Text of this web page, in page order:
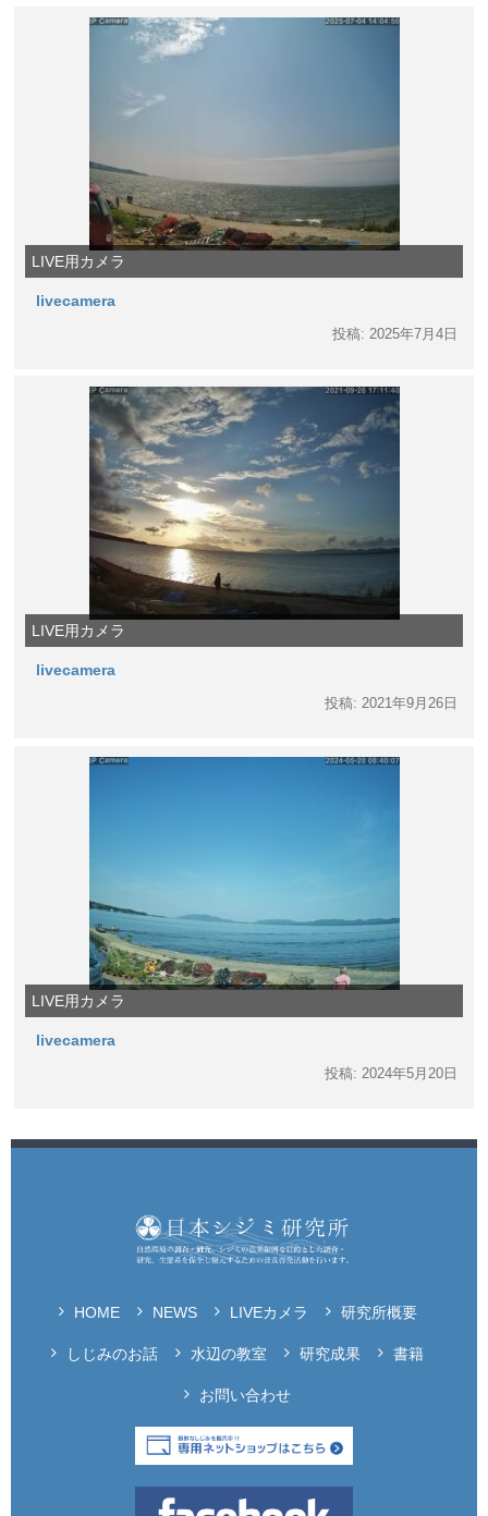
LIVE用カメラ
livecamera
投稿: 2025年7月4日
LIVE用カメラ
livecamera
投稿: 2021年9月26日
LIVE用カメラ
livecamera
投稿: 2024年5月20日
HOME NEWS LIVEカメラ 研究所概要
しじみのお話 水辺の教室 研究成果 書籍
お問い合わせ